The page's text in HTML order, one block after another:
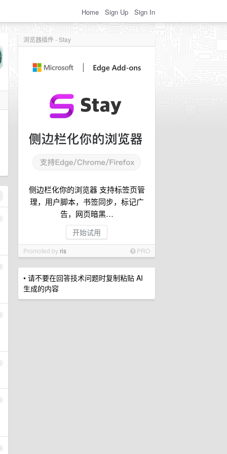
Home Sign Up Sign In
浏览器插件 - Stay
侧边栏化你的浏览器 支持标签页管
理，用户脚本，书签同步，标记广
告，网页暗黑…
开始试用
Promoted by ris PRO
• 请不要在回答技术问题时复制粘贴 AI
生成的内容